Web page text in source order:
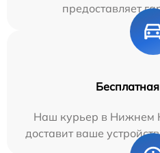
предоставляет
Наш курьер в Нижнем
доставит ваше